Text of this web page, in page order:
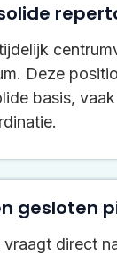
Deze
basis,
gesloten
direct